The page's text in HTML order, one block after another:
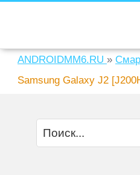
ANDROIDMM6.RU »
Samsung Galaxy J2